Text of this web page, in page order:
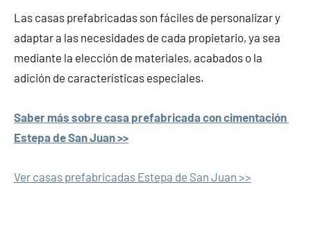
Las casas prefabricadas son fáciles de personalizar y
adaptar a las necesidades de cada propietario, ya sea
mediante la elección de materiales, acabados o la
adición de características especiales.
Saber más sobre casa prefabricada con cimentación
Estepa de San Juan >>
Ver casas prefabricadas Estepa de San Juan >>